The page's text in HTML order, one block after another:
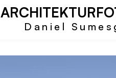
Daniel